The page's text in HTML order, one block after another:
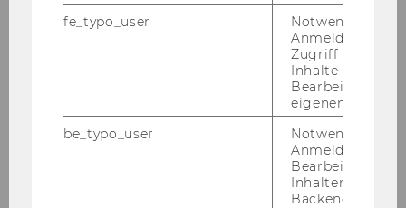
Mit wel­chen Such­werk­zeu­gen
finde ich die ge­wünsch­te Li­te­
fe_typo_user
Notwendig für
Anmeldung und
Zugriff auf
Inhalte oder zur
Bearbeitung des
eigenen Profils.
be_typo_user
Notwendig für
Anmeldung und
Bearbeitung von
Inhalten im
Backend.